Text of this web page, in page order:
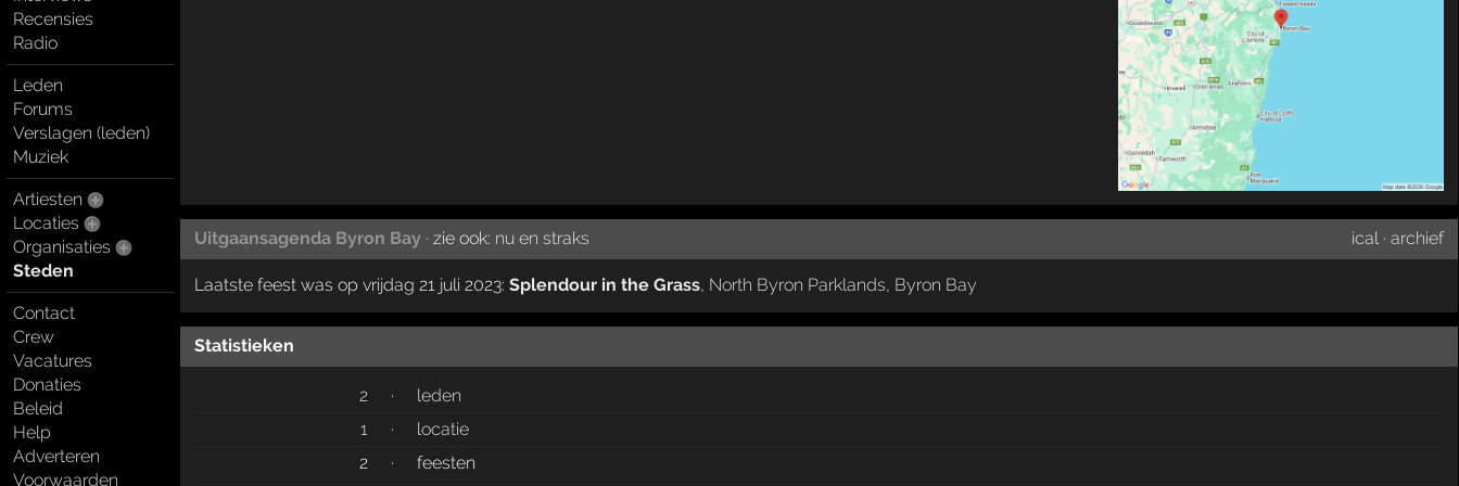
Recensies
Radio
Leden
Forums
Verslagen (leden)
Muziek
Artiesten
Locaties
Organisaties
Steden
Contact
Crew
Vacatures
Donaties
Beleid
Help
Adverteren
Voorwaarden
Uitgaansagenda Byron Bay · zie ook: nu en straks ical ·archief
Laatste feest was op vrijdag 21 juli 2023: Splendour in the Grass, North Byron Parklands, Byron Bay
Statistieken
2 ·
leden
1
·
locatie
2
· feesten